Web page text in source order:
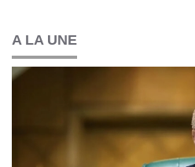
A LA UNE